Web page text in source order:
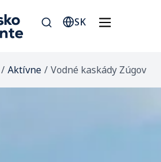
SK
/ Aktívne / Vodné kaskády Zúgov